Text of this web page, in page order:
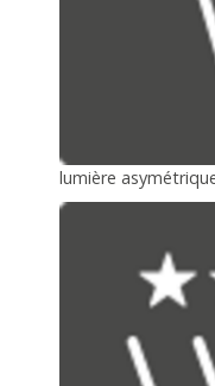
lumière